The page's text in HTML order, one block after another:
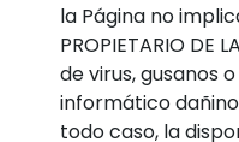
la Página no
PROPIETARIO DE
de virus, gusanos
informático
todo caso, la